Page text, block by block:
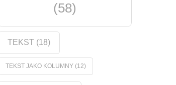
(58)
TEKST(18)
TEKST JAKO KOLUMNY(12)